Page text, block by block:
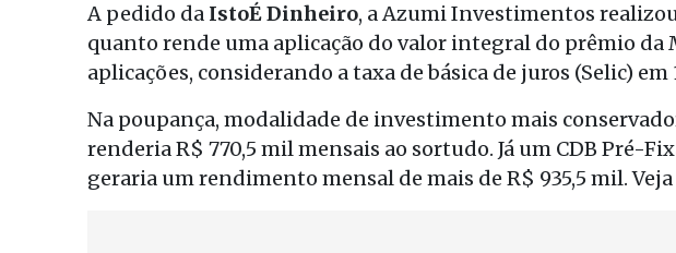
A pedido da IstoÉ Dinheiro, a Azumi Investimentos
quanto rende uma aplicação do valor integral do prêmio da
aplicações, considerando a taxa de básica de juros (Selic) em
Na poupança, modalidade de investimento mais
renderia R$ 770,5 mil mensais ao sortudo. Já um CDB Pré-
geraria um rendimento mensal de mais de R$ 935,5 mil.